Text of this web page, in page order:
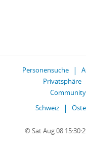
Personensuche
Privatsphäre
Schweiz
© Sat Aug 08